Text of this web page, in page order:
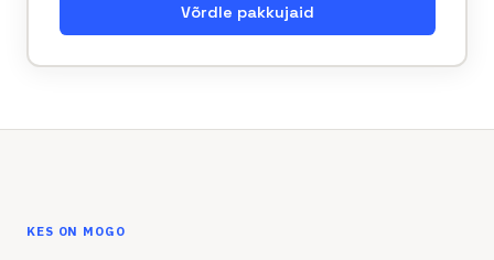
Võrdle pakkujaid
KES ON MOGO